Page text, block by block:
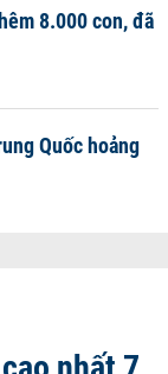
8.000 con, đã
Quốc hoảng